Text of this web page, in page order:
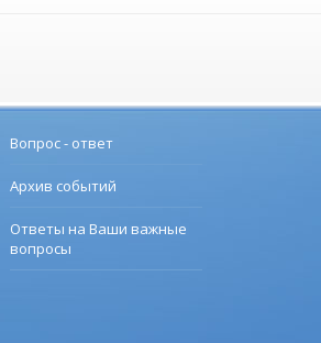
Вопрос - ответ
Архив событий
Ответы на Ваши важные
вопросы